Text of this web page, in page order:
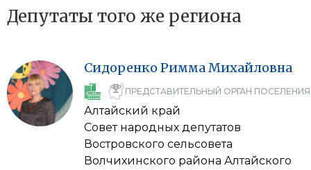
Депутаты того же региона
Сидоренко РиммаМихайловна
ПРЕДСТАВИТЕЛЬНЫЙ ОРГАН ПОСЕЛЕНИЯ
Алтайский край
Совет народных депутатов
Востровского сельсовета
Волчихинского района Алтайского